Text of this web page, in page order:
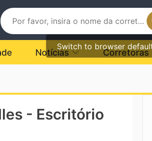
Switch to browser
Notícias Corretoras
- Escritório